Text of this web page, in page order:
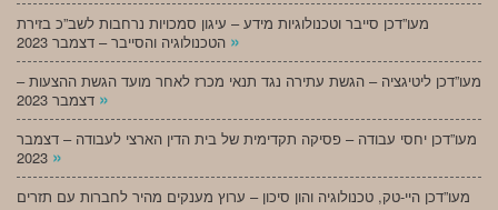
מעו”דכן סייבר וטכנולוגיות מידע – עיגון סמכויות נרחבות לשב”כ בזירת
»
מעו”דכן ליטיגציה – הגשת עתירה נגד תנאי מכרז לאחר מועד הגשת ההצעות –
»
מעו”דכן יחסי עבודה – פסיקה תקדימית של בית הדין הארצי לעבודה – דצמבר
»
מעו”דכן היי-טק, טכנולוגיה והון סיכון – ערוץ מענקים מהיר לחברות עם תזרים